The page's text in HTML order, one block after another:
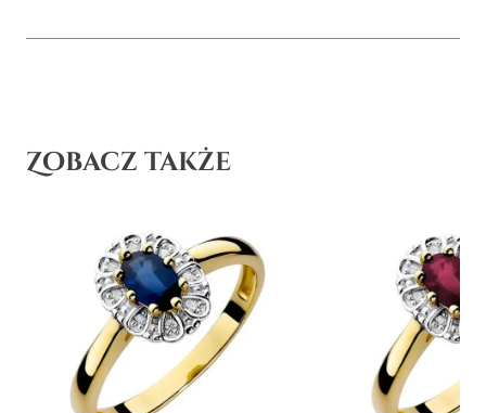
Zobacz także